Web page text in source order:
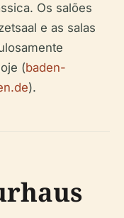
Os salões
e as salas
(baden-
).